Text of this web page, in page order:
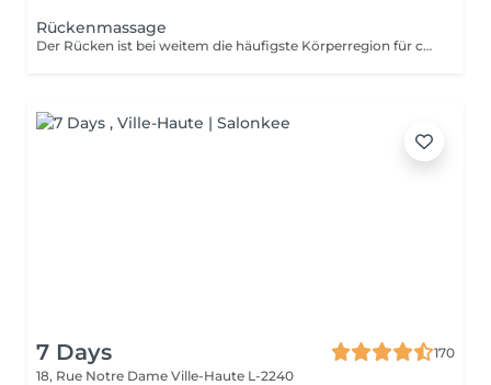
Rückenmassage
Der Rücken ist bei weitem die häufigste Körperregion für chronische Schmerzen. Unsere beliebte Rückenmassage lässt den Schmerz schmelzen und ermöglicht es Ihnen, sich zu entspannen und vom körperlichen Stress zu erholen.
7 Days
170
18, Rue Notre Dame Ville-Haute L-2240